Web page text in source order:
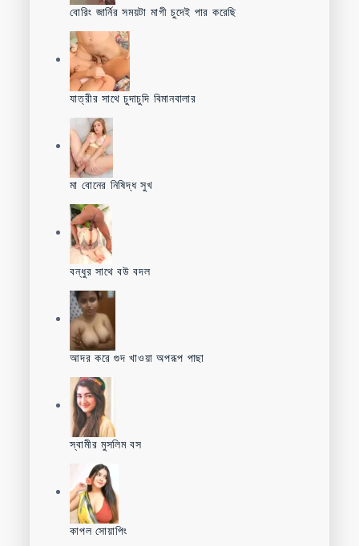
বোরিং জার্নির সময়টা মাগী চুদেই পার করেছি
যাত্রীর সাথে চুদাচুদি বিমানবালার
মা বোনের নিষিদ্ধ সুখ
বন্ধুর সাথে বউ বদল
আদর করে গুদ খাওয়া অপরূপ পাছা
স্বামীর মুসলিম বস
কাপল সোয়াপিং